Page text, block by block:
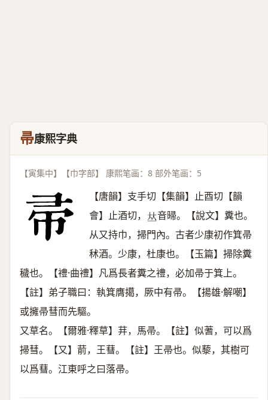
帚康熙字典
【寅集中】【巾字部】 康熙笔画：8 部外笔画：5
【唐韻】支手切【集韻】止酉切【韻
會】止酒切， 𠀤音㫶。【說文】糞也。
从又持巾，掃門內。古者少康初作箕帚
秫酒。少康，杜康也。【玉篇】掃除糞
穢也。【禮·曲禮】凡爲長者糞之禮，必加帚于箕上。
【註】弟子職曰：執箕膺擖，厥中有帚。【揚雄·解嘲】
或擁帚彗而先驅。
又草名。【爾雅·釋草】荓，馬帚。【註】似蓍，可以爲
掃彗。【又】葥，王蔧。【註】王帚也。似藜，其樹可
以爲蔧。江東呼之曰落帚。